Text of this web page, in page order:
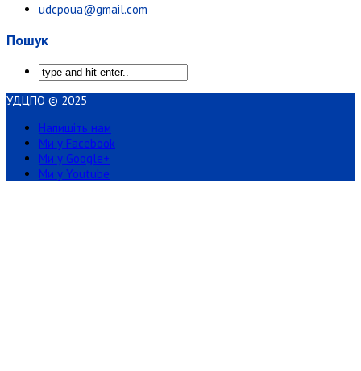
udcpoua@gmail.com
Пошук
УДЦПО © 2025
Напишіть нам
Ми у Facebook
Ми у Google+
Ми у Youtube